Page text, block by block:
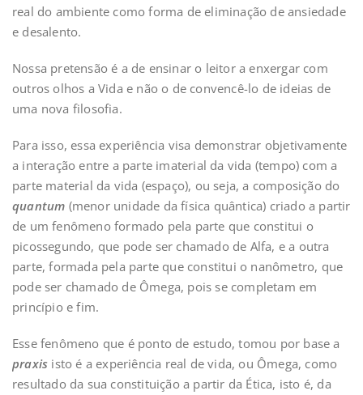
real do ambiente como forma de eliminação de ansiedade
e desalento.
Nossa pretensão é a de ensinar o leitor a enxergar com
outros olhos a Vida e não o de convencê-lo de ideias de
uma nova filosofia.
Para isso, essa experiência visa demonstrar objetivamente
a interação entre a parte imaterial da vida (tempo) com a
parte material da vida (espaço), ou seja, a composição do
quantum (menor unidade da física quântica) criado a partir
de um fenômeno formado pela parte que constitui o
picossegundo, que pode ser chamado de Alfa, e a outra
parte, formada pela parte que constitui o nanômetro, que
pode ser chamado de Ômega, pois se completam em
princípio e fim.
Esse fenômeno que é ponto de estudo, tomou por base a
praxis isto é a experiência real de vida, ou Ômega, como
resultado da sua constituição a partir da Ética, isto é, da